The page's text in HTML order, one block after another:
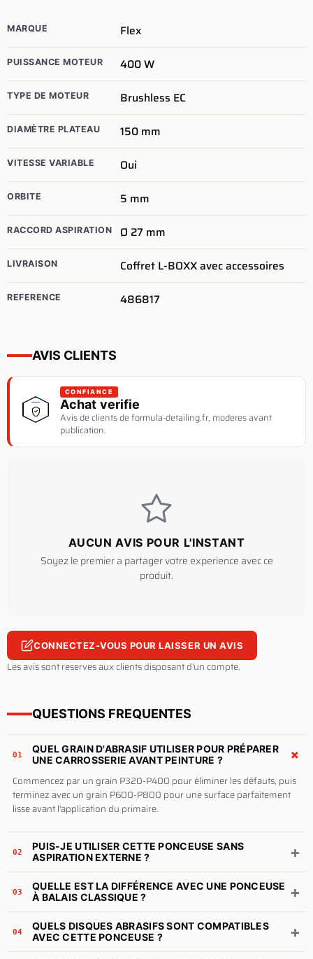
MARQUE Flex
PUISSANCE MOTEUR 400W
TYPE DE MOTEUR Brushless EC
DIAMÈTRE PLATEAU 150 mm
VITESSE VARIABLE Oui
ORBITE 5 mm
RACCORD ASPIRATION Ø 27 mm
LIVRAISON Coffret L-BOXX avec accessoires
REFERENCE 486817
AVIS CLIENTS
CONFIANCE
Achat verifie
Avis de clients de formula-detailing.fr, moderes avant
publication.
AUCUN AVIS POUR L'INSTANT
Soyez le premier a partager votre experience avec ce
produit.
CONNECTEZ-VOUS POUR LAISSER UN AVIS
Les avis sont reserves aux clients disposant d'un compte.
QUESTIONS FREQUENTES
01
QUEL GRAIN D'ABRASIF UTILISER POUR PRÉPARER
UNE CARROSSERIE AVANT PEINTURE ?
+
Commencez par un grain P320-P400 pour éliminer les défauts, puis
terminez avec un grain P600-P800 pour une surface parfaitement
lisse avant l'application du primaire.
02
PUIS-JE UTILISER CETTE PONCEUSE SANS
ASPIRATION EXTERNE ?
+
03
QUELLE EST LA DIFFÉRENCE AVEC UNE PONCEUSE
À BALAIS CLASSIQUE ?
+
04
QUELS DISQUES ABRASIFS SONT COMPATIBLES
AVEC CETTE PONCEUSE ?
+